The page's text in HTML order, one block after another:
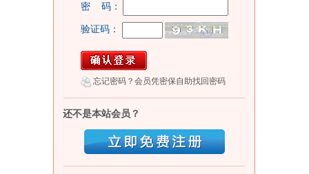
密 码：
验证码：
忘记密码？会员凭密保自助找回密码
还不是本站会员？